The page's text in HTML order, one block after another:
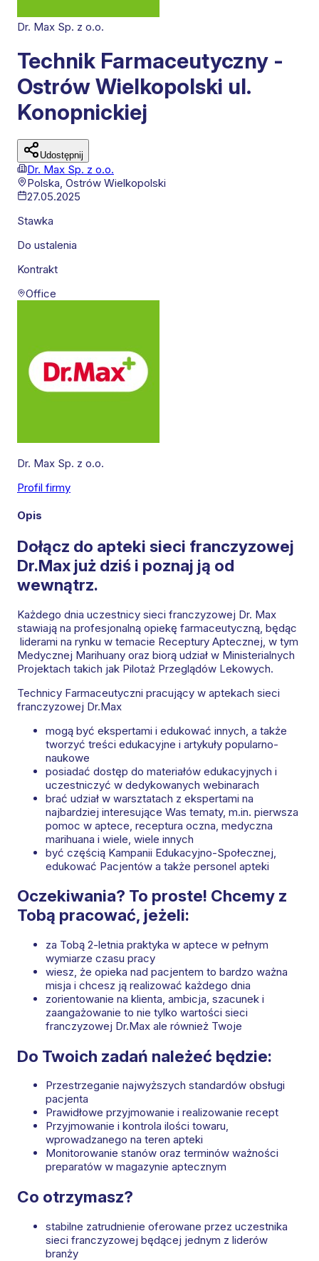
Dr. Max Sp. z o.o.
Technik Farmaceutyczny -
Ostrów Wielkopolski ul.
Konopnickiej
Udostępnij
Dr. Max Sp. z o.o.
Polska, Ostrów Wielkopolski
27.05.2025
Stawka
Do ustalenia
Kontrakt
Office
Dr. Max Sp. z o.o.
Profil firmy
Opis
Dołącz do apteki sieci franczyzowej
Dr.Max już dziś i poznaj ją od
wewnątrz.
Każdego dnia uczestnicy sieci franczyzowej Dr. Max
stawiają na profesjonalną opiekę farmaceutyczną, będąc
liderami na rynku w temacie Receptury Aptecznej, w tym
Medycznej Marihuany oraz biorą udział w Ministerialnych
Projektach takich jak Pilotaż Przeglądów Lekowych.
Technicy Farmaceutyczni pracujący w aptekach sieci
franczyzowej Dr.Max
mogą być ekspertami i edukować innych, a także
tworzyć treści edukacyjne i artykuły popularno-
naukowe
posiadać dostęp do materiałów edukacyjnych i
uczestniczyć w dedykowanych webinarach
brać udział w warsztatach z ekspertami na
najbardziej interesujące Was tematy, m.in. pierwsza
pomoc w aptece, receptura oczna, medyczna
marihuana i wiele, wiele innych
być częścią Kampanii Edukacyjno-Społecznej,
edukować Pacjentów a także personel apteki
Oczekiwania? To proste! Chcemy z
Tobą pracować, jeżeli:
za Tobą 2-letnia praktyka w aptece w pełnym
wymiarze czasu pracy
wiesz, że opieka nad pacjentem to bardzo ważna
misja i chcesz ją realizować każdego dnia
zorientowanie na klienta, ambicja, szacunek i
zaangażowanie to nie tylko wartości sieci
franczyzowej Dr.Max ale również Twoje
Do Twoich zadań należeć będzie:
Przestrzeganie najwyższych standardów obsługi
pacjenta
Prawidłowe przyjmowanie i realizowanie recept
Przyjmowanie i kontrola ilości towaru,
wprowadzanego na teren apteki
Monitorowanie stanów oraz terminów ważności
preparatów w magazynie aptecznym
Co otrzymasz?
stabilne zatrudnienie oferowane przez uczestnika
sieci franczyzowej będącej jednym z liderów
branży